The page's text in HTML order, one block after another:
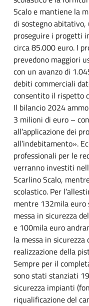
Scalo e mantiene la
di sostegno
proseguire i progetti
circa 85.000 euro. I
prevedono maggiori
con un avanzo di
debiti commerciali
consentito il rispetto
Il bilancio 2024
3 milioni di euro –
all’applicazione dei
all’indebitamento».
professionali per le
verranno investiti
Scarlino Scalo,
scolastico. Per
mentre 132mila euro
messa in sicurezza
e 100mila euro
la messa in
realizzazione della
Sempre per il
sono stati stanziati
sicurezza impianti
riqualificazione del